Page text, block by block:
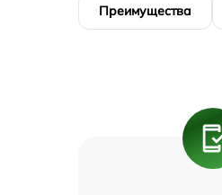
Преимущества